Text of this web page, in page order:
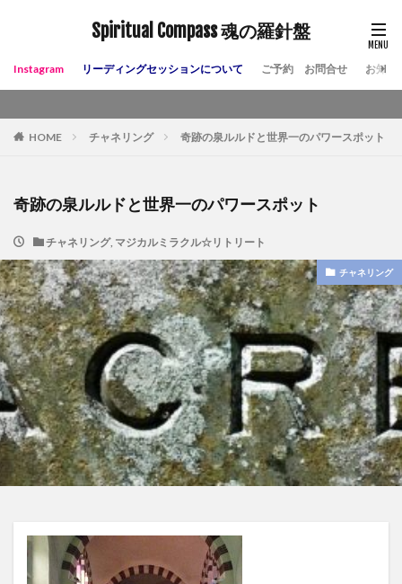
Spiritual Compass 魂の羅針盤
Instagram リーディングセッションについて ご予約 お問合せ お知ら
HOME チャネリング 奇跡の泉ルルドと世界一のパワースポット
奇跡の泉ルルドと世界一のパワースポット
チャネリング, マジカルミラクル☆リトリート
チャネリング